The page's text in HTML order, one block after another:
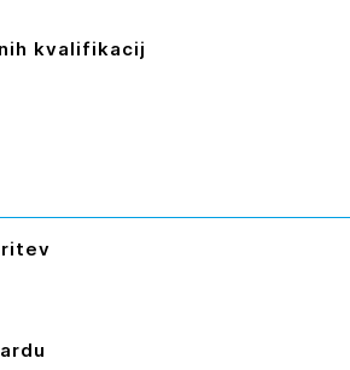
se je potrebno prijaviti.
SE
kvalifikacij